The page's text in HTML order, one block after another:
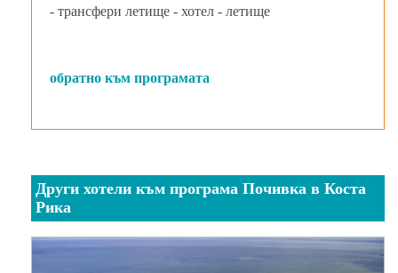
- трансфери летище - хотел - летище
обратно към програмата
Други хотели към програма Почивка в Коста
Рика